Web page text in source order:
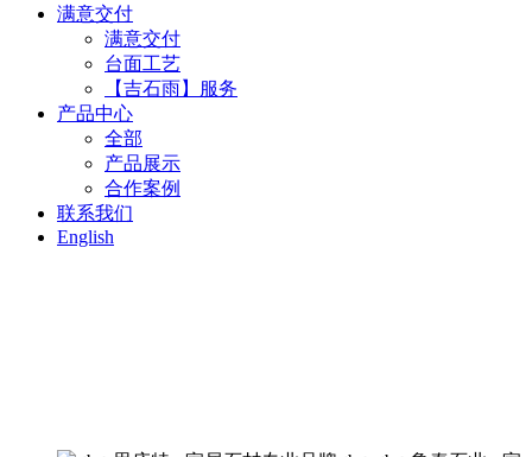
满意交付
满意交付
台面工艺
【吉石雨】服务
产品中心
全部
产品展示
合作案例
联系我们
English